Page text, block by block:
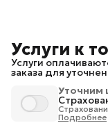
Услуги к
Услуги
заказа для
Уточним
компании
Подробнее